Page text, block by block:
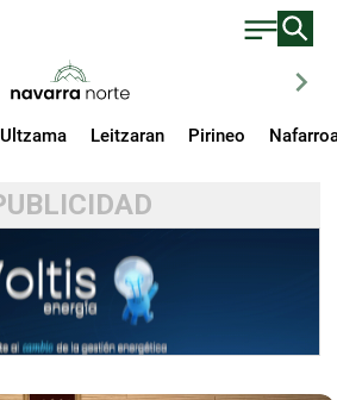
chevron_right
Ultzama Leitzaran Pirineo